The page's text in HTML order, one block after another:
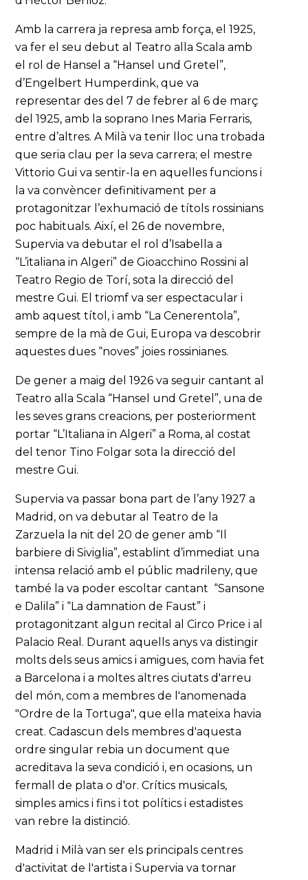
Amb la carrera ja represa amb força, el 1925,
va fer el seu debut al Teatro alla Scala amb
el rol de Hansel a “Hansel und Gretel”,
d’Engelbert Humperdink, que va
representar des del 7 de febrer al 6 de març
del 1925, amb la soprano Ines Maria Ferraris,
entre d’altres. A Milà va tenir lloc una trobada
que seria clau per la seva carrera; el mestre
Vittorio Gui va sentir-la en aquelles funcions i
la va convèncer definitivament per a
protagonitzar l’exhumació de títols rossinians
poc habituals. Així, el 26 de novembre,
Supervia va debutar el rol d’Isabella a
“L’italiana in Algeri” de Gioacchino Rossini al
Teatro Regio de Torí, sota la direcció del
mestre Gui. El triomf va ser espectacular i
amb aquest títol, i amb “La Cenerentola”,
sempre de la mà de Gui, Europa va descobrir
aquestes dues “noves” joies rossinianes.
De gener a maig del 1926 va seguir cantant al
Teatro alla Scala “Hansel und Gretel”, una de
les seves grans creacions, per posteriorment
portar “L’Italiana in Algeri” a Roma, al costat
del tenor Tino Folgar sota la direcció del
mestre Gui.
Supervia va passar bona part de l’any 1927 a
Madrid, on va debutar al Teatro de la
Zarzuela la nit del 20 de gener amb “Il
barbiere di Siviglia”, establint d’immediat una
intensa relació amb el públic madrileny, que
també la va poder escoltar cantant “Sansone
e Dalila” i “La damnation de Faust” i
protagonitzant algun recital al Circo Price i al
Palacio Real. Durant aquells anys va distingir
molts dels seus amics i amigues, com havia fet
a Barcelona i a moltes altres ciutats d'arreu
del món, com a membres de l'anomenada
"Ordre de la Tortuga", que ella mateixa havia
creat. Cadascun dels membres d'aquesta
ordre singular rebia un document que
acreditava la seva condició i, en ocasions, un
fermall de plata o d'or. Crítics musicals,
simples amics i fins i tot polítics i estadistes
van rebre la distinció.
Madrid i Milà van ser els principals centres
d'activitat de l'artista i Supervia va tornar